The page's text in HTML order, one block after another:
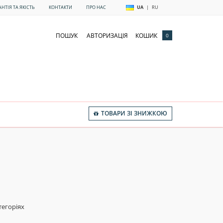
ТА ЯКІСТЬ КОНТАКТИ ПРО НАС UA | RU
ПОШУК АВТОРИЗАЦІЯ КОШИК 0
ТОВАРИ ЗІ ЗНИЖКОЮ